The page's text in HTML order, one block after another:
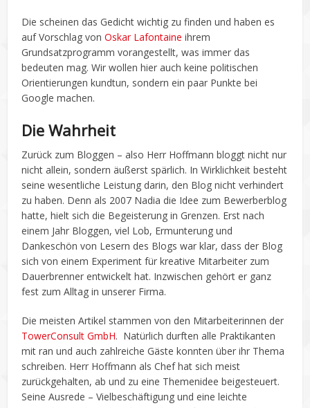
Die scheinen das Gedicht wichtig zu finden und haben es
auf Vorschlag vonOskar Lafontaine ihrem
Grundsatzprogramm vorangestellt, was immer das
bedeuten mag. Wir wollen hier auch keine politischen
Orientierungen kundtun, sondern ein paar Punkte bei
Google machen.
Die Wahrheit
Zurück zum Bloggen – also Herr Hoffmann bloggt nicht nur
nicht allein, sondern äußerst spärlich. In Wirklichkeit besteht
seine wesentliche Leistung darin, den Blog nicht verhindert
zu haben. Denn als 2007 Nadia die Idee zum Bewerberblog
hatte, hielt sich die Begeisterung in Grenzen. Erst nach
einem Jahr Bloggen, viel Lob, Ermunterung und
Dankeschön von Lesern des Blogs war klar, dass der Blog
sich von einem Experiment für kreative Mitarbeiter zum
Dauerbrenner entwickelt hat. Inzwischen gehört er ganz
fest zum Alltag in unserer Firma.
Die meisten Artikel stammen von den Mitarbeiterinnen der
TowerConsult GmbH. Natürlich durften alle Praktikanten
mit ran und auch zahlreiche Gäste konnten über ihr Thema
schreiben. Herr Hoffmann als Chef hat sich meist
zurückgehalten, ab und zu eine Themenidee beigesteuert.
Seine Ausrede – Vielbeschäftigung und eine leichte